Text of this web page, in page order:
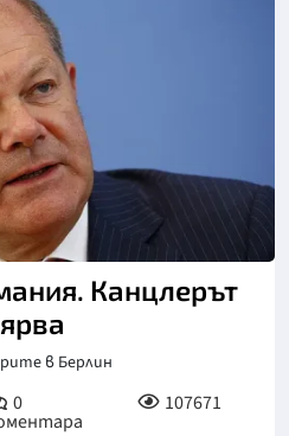
Канцлерът
в Берлин
0 107671